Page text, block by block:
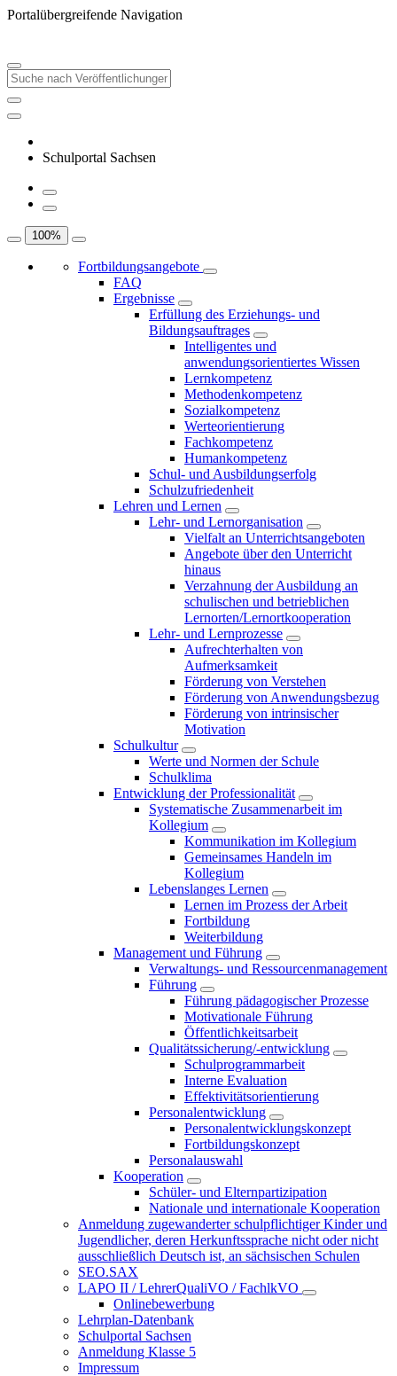
Portalübergreifende Navigation
Schulportal Sachsen
100%
Fortbildungsangebote
FAQ
Ergebnisse
Erfüllung des Erziehungs- und
Bildungsauftrages
Intelligentes und
anwendungsorientiertes Wissen
Lernkompetenz
Methodenkompetenz
Sozialkompetenz
Werteorientierung
Fachkompetenz
Humankompetenz
Schul- und Ausbildungserfolg
Schulzufriedenheit
Lehren und Lernen
Lehr- und Lernorganisation
Vielfalt an Unterrichtsangeboten
Angebote über den Unterricht
hinaus
Verzahnung der Ausbildung an
schulischen und betrieblichen
Lernorten/Lernortkooperation
Lehr- und Lernprozesse
Aufrechterhalten von
Aufmerksamkeit
Förderung von Verstehen
Förderung von Anwendungsbezug
Förderung von intrinsischer
Motivation
Schulkultur
Werte und Normen der Schule
Schulklima
Entwicklung der Professionalität
Systematische Zusammenarbeit im
Kollegium
Kommunikation im Kollegium
Gemeinsames Handeln im
Kollegium
Lebenslanges Lernen
Lernen im Prozess der Arbeit
Fortbildung
Weiterbildung
Management und Führung
Verwaltungs- und Ressourcenmanagement
Führung
Führung pädagogischer Prozesse
Motivationale Führung
Öffentlichkeitsarbeit
Qualitätssicherung/-entwicklung
Schulprogrammarbeit
Interne Evaluation
Effektivitätsorientierung
Personalentwicklung
Personalentwicklungskonzept
Fortbildungskonzept
Personalauswahl
Kooperation
Schüler- und Elternpartizipation
Nationale und internationale Kooperation
Anmeldung zugewanderter schulpflichtiger Kinder und
Jugendlicher, deren Herkunftssprache nicht oder nicht
ausschließlich Deutsch ist, an sächsischen Schulen
SEO.SAX
LAPO II / LehrerQualiVO / FachlkVO
Onlinebewerbung
Lehrplan-Datenbank
Schulportal Sachsen
Anmeldung Klasse 5
Impressum